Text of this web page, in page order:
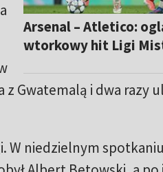
Arsenal – Atletico:
wtorkowy hit Ligi
z Gwatemalą i dwa razy
W niedzielnym